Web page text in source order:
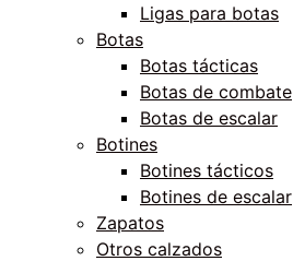
Ligas para botas
Botas
Botas tácticas
Botas de combate
Botas de escalar
Botines
Botines tácticos
Botines de escalar
Zapatos
Otros calzados